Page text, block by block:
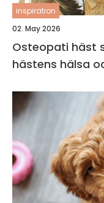
inspiration
02. May 2026
Osteopati häst så kan behandling stärka
hästens hälsa